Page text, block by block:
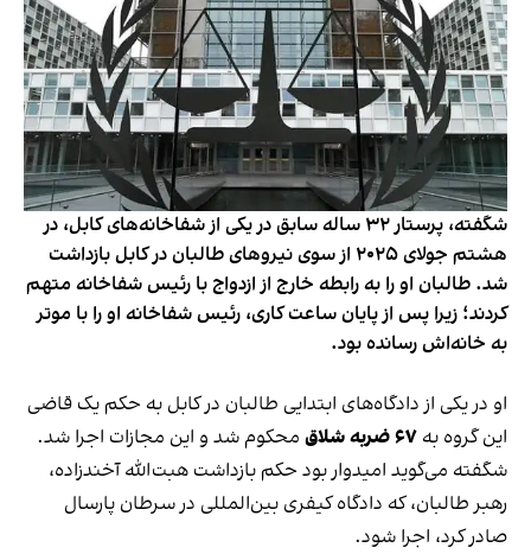
شگفته، پرستار ۳۲ ساله سابق در یکی از شفاخانه‌های کابل، در
هشتم جولای ۲۰۲۵ از سوی نیروهای طالبان در کابل بازداشت
شد. طالبان او را به رابطه خارج از ازدواج با رئیس شفاخانه متهم
کردند؛ زیرا پس از پایان ساعت کاری، رئیس شفاخانه او را با موتر
به خانه‌اش رسانده بود.
او در یکی از دادگاه‌های ابتدایی طالبان در کابل به حکم یک قاضی
این گروه به ۶۷ ضربه شلاق
محکوم شد و این مجازات اجرا شد.
شگفته می‌گوید امیدوار بود حکم بازداشت هبت‌الله آخندزاده،
رهبر طالبان، که دادگاه کیفری بین‌المللی در سرطان پارسال
صادر کرد، اجرا شود.